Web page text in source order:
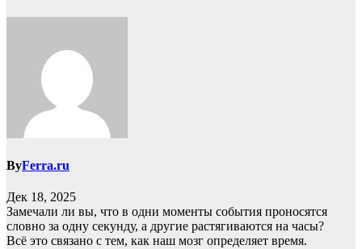
ByFerra.ru
Дек 18, 2025
Замечали ли вы, что в одни моменты события проносятся
словно за одну секунду, а другие растягиваются на часы?
Всё это связано с тем, как наш мозг определяет время.